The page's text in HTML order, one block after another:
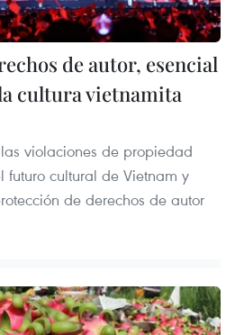
de autor, esencial
cultura vietnamita
violaciones de propiedad
futuro cultural de Vietnam y
de derechos de autor